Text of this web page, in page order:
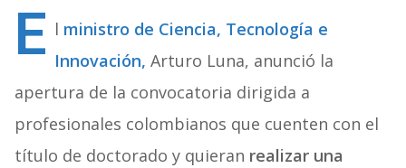
E l ministro de Ciencia, Tecnología e
Innovación, Arturo Luna, anunció la
apertura de la convocatoria dirigida a
profesionales colombianos que cuenten con el
título de doctorado y quieran realizar una